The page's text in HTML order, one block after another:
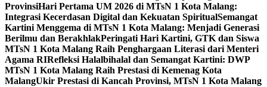
ProvinsiHari Pertama UM 2026 di MTsN 1 Kota Malang:
Integrasi Kecerdasan Digital dan Kekuatan SpiritualSemangat
Kartini Menggema di MTsN 1 Kota Malang: Menjadi Generasi
Berilmu dan BerakhlakPeringati Hari Kartini, GTK dan Siswa
MTsN 1 Kota Malang Raih Penghargaan Literasi dari Menteri
Agama RIRefleksi Halalbihalal dan Semangat Kartini: DWP
MTsN 1 Kota Malang Raih Prestasi di Kemenag Kota
MalangUkir Prestasi di Kancah Provinsi, MTsN 1 Kota Malang